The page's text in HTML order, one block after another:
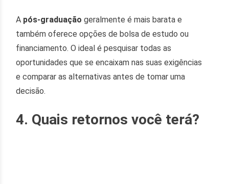
A pós-graduação geralmente é mais barata e
também oferece opções de bolsa de estudo ou
financiamento. O ideal é pesquisar todas as
oportunidades que se encaixam nas suas exigências
e comparar as alternativas antes de tomar uma
decisão.
4. Quais retornos você terá?